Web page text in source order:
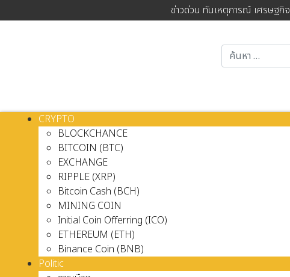
ข่าวด่วน ทันเหตุการณ์ เศรษฐกิ
CRYPTO
BLOCKCHANCE
BITCOIN (BTC)
EXCHANGE
RIPPLE (XRP)
Bitcoin Cash (BCH)
MINING COIN
Initial Coin Offerring (ICO)
ETHEREUM (ETH)
Binance Coin (BNB)
Politic